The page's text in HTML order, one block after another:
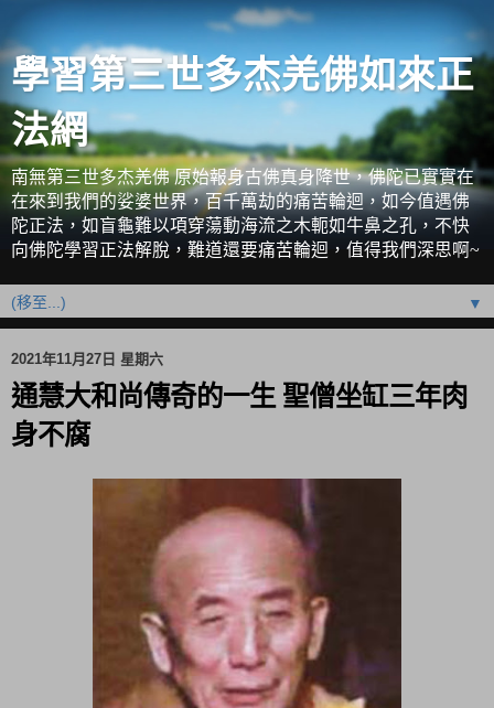
學習第三世多杰羌佛如來正
法網
南無第三世多杰羌佛 原始報身古佛真身降世，佛陀已實實在
在來到我們的娑婆世界，百千萬劫的痛苦輪迴，如今值遇佛
陀正法，如盲龜難以項穿蕩動海流之木軛如牛鼻之孔，不快
向佛陀學習正法解脫，難道還要痛苦輪迴，值得我們深思啊~
▼
2021年11月27日 星期六
通慧大和尚傳奇的一生 聖僧坐缸三年肉
身不腐